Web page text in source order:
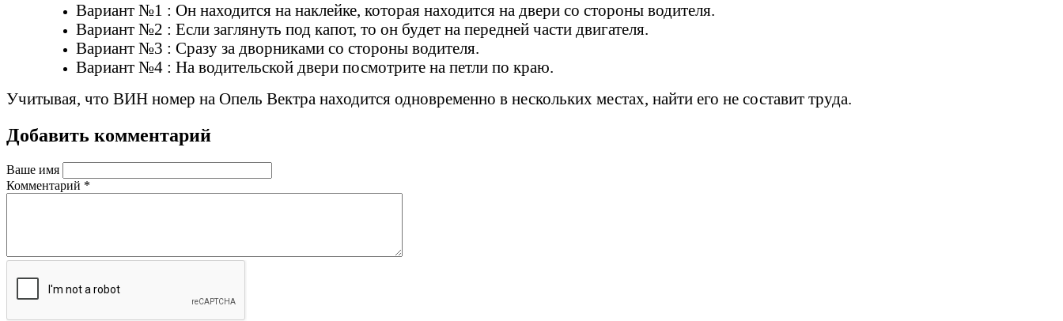
Вариант №1 : Он находится на наклейке, которая находится на двери со стороны водителя.
Вариант №2 : Если заглянуть под капот, то он будет на передней части двигателя.
Вариант №3 : Сразу за дворниками со стороны водителя.
Вариант №4 : На водительской двери посмотрите на петли по краю.
Учитывая, что ВИН номер на Опель Вектра находится одновременно в нескольких местах, найти его не составит труда.
Добавить комментарий
Ваше имя
Комментарий *